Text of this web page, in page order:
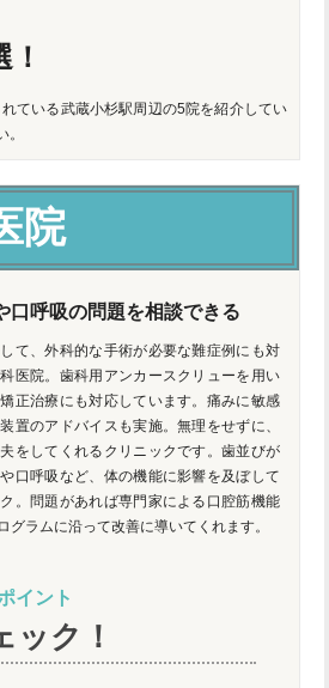
！
ている武蔵小杉駅周辺の5院を紹介してい
院
口呼吸の問題を相談できる
て、外科的な手術が必要な難症例にも対
医院。歯科用アンカースクリューを用い
正治療にも対応しています。痛みに敏感
置のアドバイスも実施。無理をせずに、
をしてくれるクリニックです。歯並びが
口呼吸など、体の機能に影響を及ぼして
。問題があれば専門家による口腔筋機能
グラムに沿って改善に導いてくれます。
イント
ック！